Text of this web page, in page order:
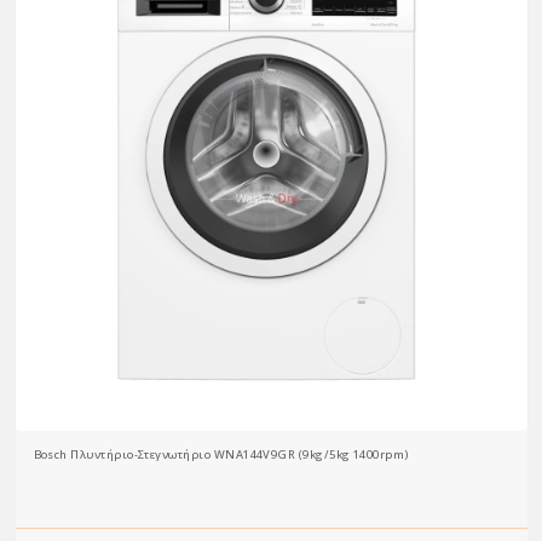
Bosch Πλυντήριο-Στεγνωτήριο WNA144V9GR (9kg/5kg 1400rpm)